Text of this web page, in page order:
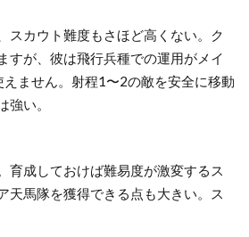
スカウト難度もさほど高くない。ク
すが、彼は飛行兵種での運用がメイ
ません。射程1〜2の敵を安全に移動
強い。
育成しておけば難易度が激変するス
天馬隊を獲得できる点も大きい。ス